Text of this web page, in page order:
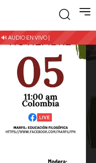
🔊 AUDIO EN VIVO |